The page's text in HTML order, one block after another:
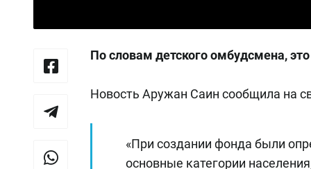
По словам детского омбудсмена,
Новость Аружан Саин сообщила на
«При создании фонда были
основные категории